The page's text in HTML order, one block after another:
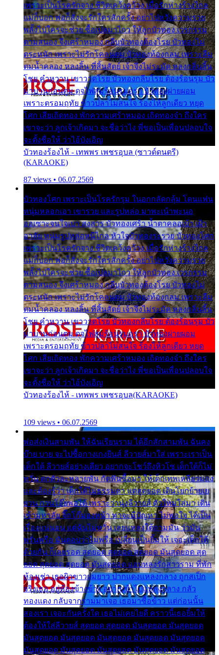
เพราะเป็นโรครักจาง ชีวิตเคว้งคว้าง เมื่อรักห่างร้างไกล
แม่ก็บอก พ่อก็สั่งจะรักใครสักครั้ง อย่าไปหวังความรวย
พลั้งไปใครจะช่วย ซื้อเปลมาไกว ให้ลูกบัวทอง เวรกรรม
ตามสนอง จึงเศร้าหมอง กลีบบัวทองต้องโรย บัวทองไม่
ตระหนัก เพราะไม่รักโคลนตม บัวทองท้องกลม เพราะลืม
ตมน้ำคลอง หลงลิ้น ที่สิ้นสัตย์ เจ้าจึงไม่ระมัด หลงกลิ่นลิ้น
โชย คำหวาน เขาวาดโรย บัวทองกลีบโรย ต้องร้อนรุม บัว
มาบานก่อนตูม ดุจไฟสุมร้อนรุมอุรา บัวทองผ่ายผอม
เพราะตรอมฤทัย ข้าวปลาไม่สนใจ ร้องไห้ลูกเดียว หยุด
โศก เสียเถิดทอง พักความเศร้าหมอง เถิดทองจ๋า ถึงใคร
เขาจะว่า ลูกเจ้าเกิดมา จะชื่อว่าไง พี่ขอเป็นเพื่อนปลอบใจ
จะตั้งชื่อให้ ว่าไอ้บังเอิญ
บัวทองร้องไห้ - เทพพร เพชรอุบล (ซาวด์ดนตรี)
(KARAOKE)
87 views • 06.07.2569
บัวทองโศก เพราะเป็นโรครักรุม ในอกกลัดกลุ้ม โดนแฟน
หนุ่มหลอกเอา เขารวย และรูปหล่อ มาพะเน้าพะนอ
ออเซาะจนใจเบา สงสาร บัวทองเศร้า น้ำตาคลอเบ้า เฝ้า
อาลัย หนุ่มรูปหล่อหนีไกล หัวใจบัวทองระรวย บัวทองโศก
เพราะเป็นโรครักจาง ชีวิตเคว้งคว้าง เมื่อรักห่างร้างไกล
แม่ก็บอก พ่อก็สั่งจะรักใครสักครั้ง อย่าไปหวังความรวย
พลั้งไปใครจะช่วย ซื้อเปลมาไกว ให้ลูกบัวทอง เวรกรรม
ตามสนอง จึงเศร้าหมอง กลีบบัวทองต้องโรย บัวทองไม่
ตระหนัก เพราะไม่รักโคลนตม บัวทองท้องกลม เพราะลืม
ตมน้ำคลอง หลงลิ้น ที่สิ้นสัตย์ เจ้าจึงไม่ระมัด หลงกลิ่นลิ้น
โชย คำหวาน เขาวาดโรย บัวทองกลีบโรย ต้องร้อนรุม บัว
มาบานก่อนตูม ดุจไฟสุมร้อนรุมอุรา บัวทองผ่ายผอม
เพราะตรอมฤทัย ข้าวปลาไม่สนใจ ร้องไห้ลูกเดียว หยุด
โศก เสียเถิดทอง พักความเศร้าหมอง เถิดทองจ๋า ถึงใคร
เขาจะว่า ลูกเจ้าเกิดมา จะชื่อว่าไง พี่ขอเป็นเพื่อนปลอบใจ
จะตั้งชื่อให้ ว่าไอ้บังเอิญ
บัวทองร้องไห้ - เทพพร เพชรอุบล(KARAOKE)
109 views • 06.07.2569
พ่อส่งเงินสามพัน ให้ฉันเรียนราม ได้อีกสักสามพัน ฉันคง
บ๊าย บาย จะไปซื้อกางเกงยีนส์ ลีวายส์มาใส่ เพราะเราเป็น
เด็กใต้ ลีวายส์อย่างเดียว อยากจะโชว์ถึงหิวโซ เด็กใต้ก็ไม่
หวั่น ตกตัวละหลายพัน กัดฟันซื้อมา ให้เด็กเทพเหลียวมอง
และต้องรู้ว่า เด็กใต้ไม่ธรรมดา แต่สุดยอด เดินโยกย้ายเย
ยวน กวนโอ๊ยพอได้ เพราะว่านุ่งลีวายส์ ตัวใหม่ใส่มา เดิน
เข้ามหาลัย จิ๊กโก๊มองหน้า ท่าจะมีปัญหา ไม่พอใจ ได้เป็น
เรื่องแน่นอน แต่ฉันไม่หวั่น เลยแหลงใต้ถามมัน ว่ามัน
พรั่นพรือ มันตอบว่าไม่พรื่อ เปลี่ยนเป็นยิ้มให้ เจอะเด็กใต้
ด้วยกัน ก็เลยรอด สุดยอด สุดยอด สุดยอด มันสุดยอด สุด
ยอด สุดยอด สุดยอด มันสุดยอด แอบหลงรักสาวราม ที่พัก
ห้องเช่า เธอผิวขาวผมยาว ปากแดงแหลงกลาง ถูกสเป็ก
จริงเธอ อยู่ห้องข้างข้าง อยากเข้าไปแหลงกลาง กลัว
ทองแดง กลับจากรามมาเจอ เธอมาซื้อข้าว แต่ก่อนนั้น
สองเรา เจอะกันครั้งใด เธอไม่เคยไยดี คราวนี้เธอยิ้มให้
ต้องให้ใส่ลีวายส์ สุดยอด สุดยอด มันสุดยอด มันสุดยอด
มันสุดยอด มันสุดยอด มันสุดยอด มันสุดยอด มันสุดยอด
มันสุดยอด มันสุดยอด มันสุดยอด มันสุดยอด มันสุดยอด